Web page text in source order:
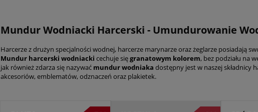
Mundur Wodniacki Harcerski - Umundurowanie
Harcerze z drużyn specjalności wodnej, harcerze marynarze oraz żeglarze posiadają
Mundur harcerski wodniacki cechuje sięgranatowym kolorem, bez podziału na
jak również zdarza się nazywać mundur wodniaka dostępny jest w naszej składnicy
akcesoriów, emblematów, odznaczeń oraz plakietek.